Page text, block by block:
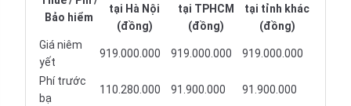
Bảo hiểm
tại Hà Nội
(đồng)
tại TPHCM
(đồng)
tại tỉnh khác
(đồng)
Giá niêm
yết
919.000.000 919.000.000 919.000.000
Phí trước
bạ
110.280.000 91.900.000 91.900.000